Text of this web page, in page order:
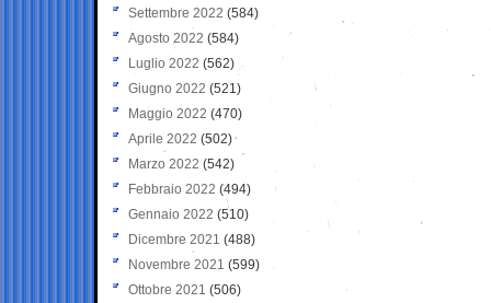
Settembre 2022 (584)
Agosto 2022 (584)
Luglio 2022 (562)
Giugno 2022 (521)
Maggio 2022 (470)
Aprile 2022 (502)
Marzo 2022 (542)
Febbraio 2022 (494)
Gennaio 2022 (510)
Dicembre 2021 (488)
Novembre 2021 (599)
Ottobre 2021 (506)